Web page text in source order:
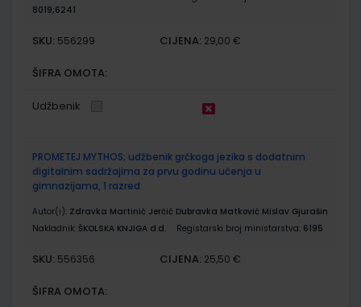
8019;6241
SKU: 556299 CIJENA: 29,00 €
ŠIFRA OMOTA:
Udžbenik
PROMETEJ MYTHOS; udžbenik grčkoga jezika s dodatnim
digitalnim sadržajima za prvu godinu učenja u
gimnazijama, 1 razred
Autor(i): Zdravka Martinić Jerčić Dubravka Matković Mislav Gjurašin
Nakladnik: ŠKOLSKA KNJIGA d.d. Registarski broj ministarstva: 6195
SKU: 556356 CIJENA: 25,50 €
ŠIFRA OMOTA: